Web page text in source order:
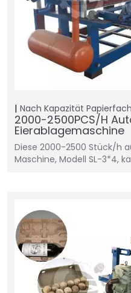
Nach Kapazität
2000-2500PCS/H
Eierablagemaschine
Diese 2000-2500 Stück/h
Maschine, Modell SL-3*4,